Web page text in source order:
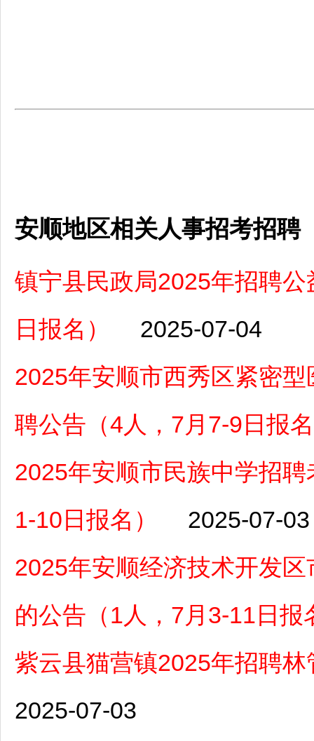
安顺地区相关人事招考招聘
镇宁县民政局2025年招聘
日报名）
2025-07-04
2025年安顺市西秀区紧密
聘公告（4人，7月7-9日报
2025年安顺市民族中学招
1-10日报名）
2025-07-03
2025年安顺经济技术开发
的公告（1人，7月3-11日报
紫云县猫营镇2025年招聘
2025-07-03